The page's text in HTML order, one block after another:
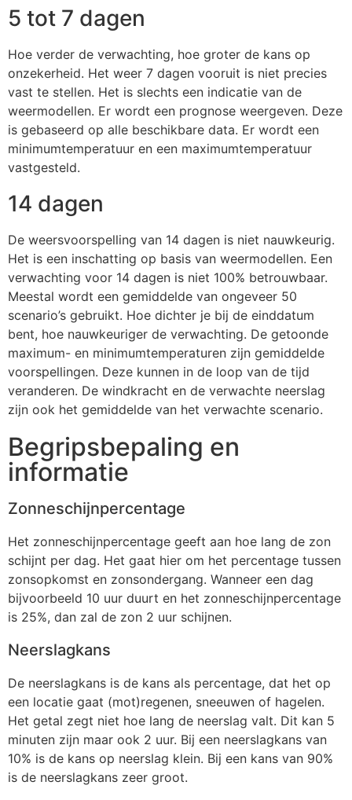
5 tot 7 dagen
Hoe verder de verwachting, hoe groter de kans op
onzekerheid. Het weer 7 dagen vooruit is niet precies
vast te stellen. Het is slechts een indicatie van de
weermodellen. Er wordt een prognose weergeven. Deze
is gebaseerd op alle beschikbare data. Er wordt een
minimumtemperatuur en een maximumtemperatuur
vastgesteld.
14 dagen
De weersvoorspelling van 14 dagen is niet nauwkeurig.
Het is een inschatting op basis van weermodellen. Een
verwachting voor 14 dagen is niet 100% betrouwbaar.
Meestal wordt een gemiddelde van ongeveer 50
scenario’s gebruikt. Hoe dichter je bij de einddatum
bent, hoe nauwkeuriger de verwachting. De getoonde
maximum- en minimumtemperaturen zijn gemiddelde
voorspellingen. Deze kunnen in de loop van de tijd
veranderen. De windkracht en de verwachte neerslag
zijn ook het gemiddelde van het verwachte scenario.
Begripsbepaling en
informatie
Zonneschijnpercentage
Het zonneschijnpercentage geeft aan hoe lang de zon
schijnt per dag. Het gaat hier om het percentage tussen
zonsopkomst en zonsondergang. Wanneer een dag
bijvoorbeeld 10 uur duurt en het zonneschijnpercentage
is 25%, dan zal de zon 2 uur schijnen.
Neerslagkans
De neerslagkans is de kans als percentage, dat het op
een locatie gaat (mot)regenen, sneeuwen of hagelen.
Het getal zegt niet hoe lang de neerslag valt. Dit kan 5
minuten zijn maar ook 2 uur. Bij een neerslagkans van
10% is de kans op neerslag klein. Bij een kans van 90%
is de neerslagkans zeer groot.